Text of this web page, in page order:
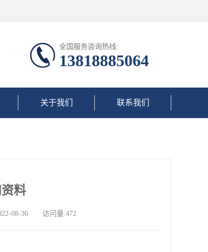
全国服务咨询热线:
13818885064
关于我们 联系我们
料
08-30 访问量:472